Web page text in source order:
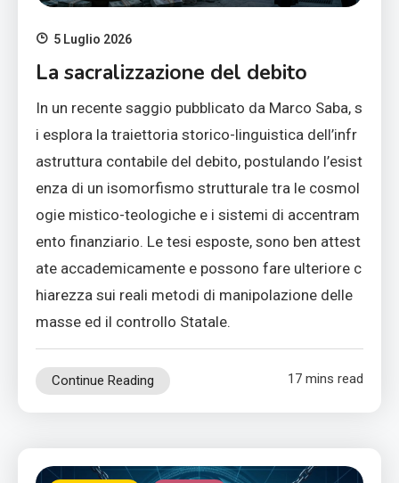
5 Luglio 2026
La sacralizzazione del debito
In un recente saggio pubblicato da Marco Saba, s
i esplora la traiettoria storico-linguistica dell’infr
astruttura contabile del debito, postulando l’esist
enza di un isomorfismo strutturale tra le cosmol
ogie mistico-teologiche e i sistemi di accentram
ento finanziario. Le tesi esposte, sono ben attest
ate accademicamente e possono fare ulteriore c
hiarezza sui reali metodi di manipolazione delle
masse ed il controllo Statale.
Continue Reading 17 mins read